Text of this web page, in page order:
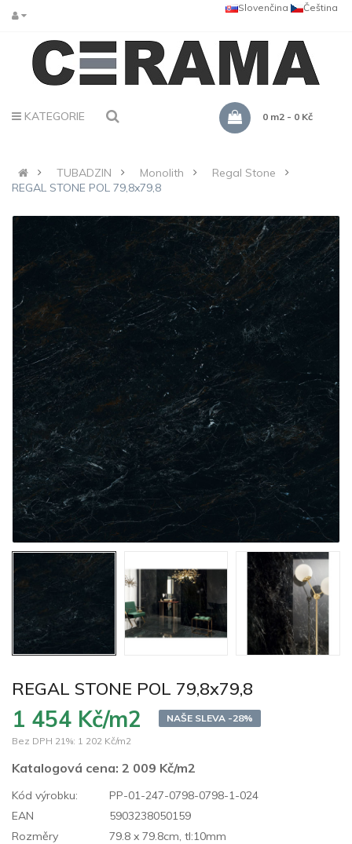
Čeština
Slovenčina
KATEGORIE 0 m2 - 0 Kč
TUBADZIN Monolith
Regal Stone
REGAL STONE POL 79,8x79,8
REGAL STONE POL 79,8x79,8
1 454 Kč/m2
NAŠE SLEVA -28%
Bez DPH 21%: 1 202 Kč/m2
Katalogová cena: 2 009 Kč/m2
Kód výrobku:
PP-01-247-0798-0798-1-024
EAN
5903238050159
Rozměry
79.8 x 79.8cm, tl:10mm